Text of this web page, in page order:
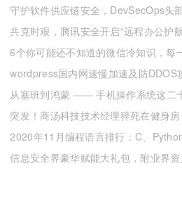
守护软件供应链安全，DevSecOps头
全」完成B轮数亿元融资
共克时艰，腾讯安全开启“远程办公护
6个你可能还不知道的微信冷知识，每
wordpress国内网速慢加速及防DDOS
教程从塞班到鸿蒙 —— 手机操作系统这二
突发！商汤科技技术经理猝死在健身
报何时是个头
2020年11月编程语言排行：C、
信息安全界豪华赋能大礼包，附业界